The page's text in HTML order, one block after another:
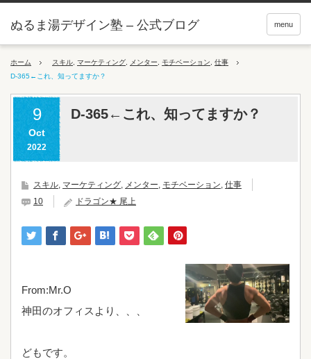
menu
ぬるま湯デザイン塾 – 公式ブログ
ホーム スキル マーケティング メンター モチベーション
仕事
D-365←これ、知ってますか？
9
Oct
2022
D-365←これ、知ってますか？
スキル, マーケティング, メンター, モチベーション, 仕事
10
ドラゴン★ 尾上
From:Mr.O
神田のオフィスより、、、
どもです。